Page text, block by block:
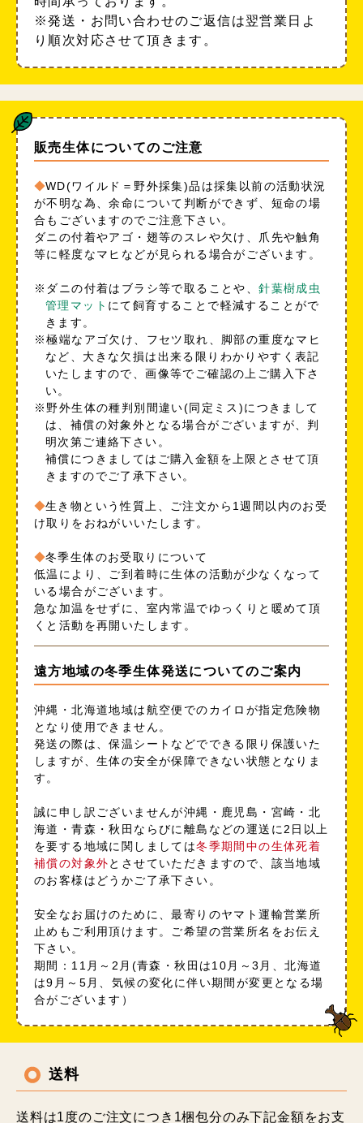
※発送・お問い合わせのご返信は翌営業日よ
り順次対応させて頂きます。
販売生体についてのご注意
WD(ワイルド＝野外採集)品は採集以前の活動状況
が不明な為、余命について判断ができず、短命の場
合もございますのでご注意下さい。
ダニの付着やアゴ・翅等のスレや欠け、爪先や触角
等に軽度なマヒなどが見られる場合がございます。
※ダニの付着はブラシ等で取ることや、針葉樹成虫
管理マット にて飼育することで軽減することがで
きます。
※極端なアゴ欠け、フセツ取れ、脚部の重度なマヒ
など、大きな欠損は出来る限りわかりやすく表記
いたしますので、画像等でご確認の上ご購入下さ
い。
※野外生体の種判別間違い(同定ミス)につきまして
は、補償の対象外となる場合がございますが、判
明次第ご連絡下さい。
補償につきましてはご購入金額を上限とさせて頂
きますのでご了承下さい。
生き物という性質上、ご注文から1週間以内のお受
け取りをおねがいいたします。
冬季生体のお受取りについて
低温により、ご到着時に生体の活動が少なくなって
いる場合がございます。
急な加温をせずに、室内常温でゆっくりと暖めて頂
くと活動を再開いたします。
遠方地域の冬季生体発送についてのご案内
沖縄・北海道地域は航空便でのカイロが指定危険物
となり使用できません。
発送の際は、保温シートなどでできる限り保護いた
しますが、生体の安全が保障できない状態となりま
す。
誠に申し訳ございませんが沖縄・鹿児島・宮崎・北
海道・青森・秋田ならびに離島などの運送に2日以上
を要する地域に関しましては冬季期間中の生体死着
補償の対象外とさせていただきますので、該当地域
のお客様はどうかご了承下さい。
安全なお届けのために、最寄りのヤマト運輸営業所
止めもご利用頂けます。ご希望の営業所名をお伝え
下さい。
期間：11月～2月(青森・秋田は10月～3月、北海道
は9月～5月、気候の変化に伴い期間が変更となる場
合がございます）
送料
送料は1度のご注文につき1梱包分のみ下記金額をお支